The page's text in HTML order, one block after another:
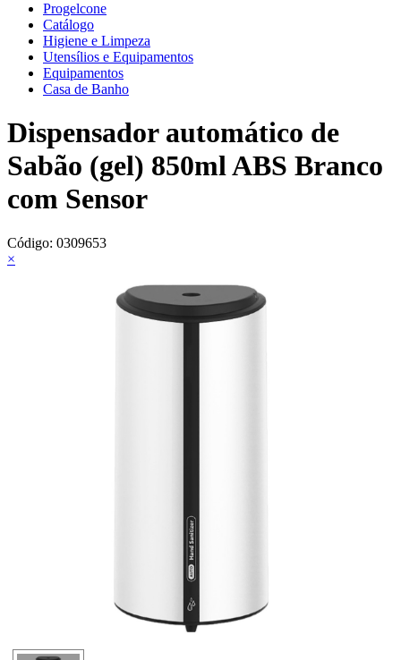
Progelcone
Catálogo
Higiene e Limpeza
Utensílios e Equipamentos
Equipamentos
Casa de Banho
Dispensador automático de
Sabão (gel) 850ml ABS Branco
com Sensor
Código: 0309653
×